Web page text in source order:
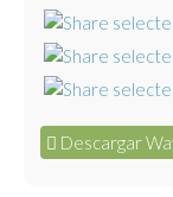
Descargar